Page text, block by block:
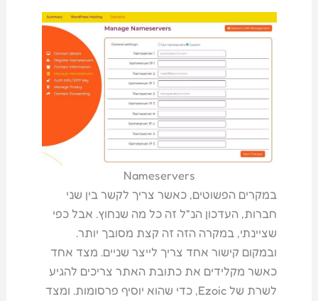
Nameservers
במקרים הפשוטים, כאשר צריך לקשר בין שני
חברות, העדכון הנ"ל זה כל מה שנחוץ. אבל כפי
שציינתי, במקרה הזה זה קצת מסובך יותר.
ובמקום קישור אחד צריך לייצר שניים. מצד אחד
כאשר מקלידים את כתובת האתר צריכים להגיע
לשרת של Ezoic, כדי שהוא יוסיף פרסומות. ומצד